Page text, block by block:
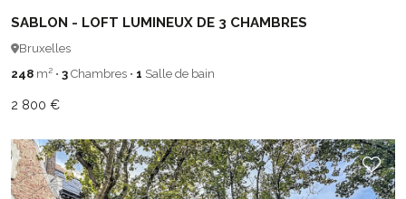
SABLON - LOFT LUMINEUX DE 3 CHAMBRES
Bruxelles
248 m² • 3 Chambres • 1 Salle de bain
2 800 €